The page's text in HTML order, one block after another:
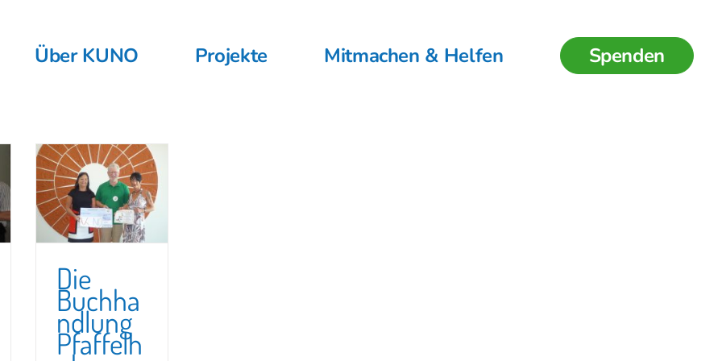
Über KUNO Projekte Mitmachen & Helfen Spenden
Die Buchhandlung
Pfaffelhuber sammelt
150 Euro für KUNO
Die
Buchha
ndlung
Pfaffelh